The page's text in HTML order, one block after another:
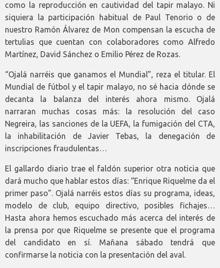
como la reproducción en cautividad del tapir malayo. Ni
siquiera la participación habitual de Paul Tenorio o de
nuestro Ramón Álvarez de Mon compensan la escucha de
tertulias que cuentan con colaboradores como Alfredo
Martínez, David Sánchez o Emilio Pérez de Rozas.
“Ojalá narréis que ganamos el Mundial”, reza el titular. El
Mundial de fútbol y el tapir malayo, no sé hacia dónde se
decanta la balanza del interés ahora mismo. Ojalá
narraran muchas cosas más: la resolución del caso
Negreira, las sanciones de la UEFA, la fumigación del CTA,
la inhabilitación de Javier Tebas, la denegación de
inscripciones fraudulentas…
El gallardo diario trae el faldón superior otra noticia que
dará mucho que hablar estos días: “Enrique Riquelme da el
primer paso”. Ojalá narréis estos días su programa, ideas,
modelo de club, equipo directivo, posibles fichajes…
Hasta ahora hemos escuchado más acerca del interés de
la prensa por que Riquelme se presente que el programa
del candidato en sí. Mañana sábado tendrá que
confirmarse la noticia con la presentación del aval.